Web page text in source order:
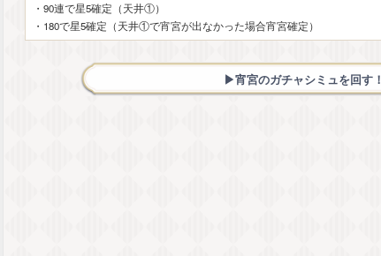
・90連で星5確定（天井①）
・180で星5確定（天井①で宵宮が出なかった場合宵宮確定）
▶︎宵宮のガチャシミュを回す！